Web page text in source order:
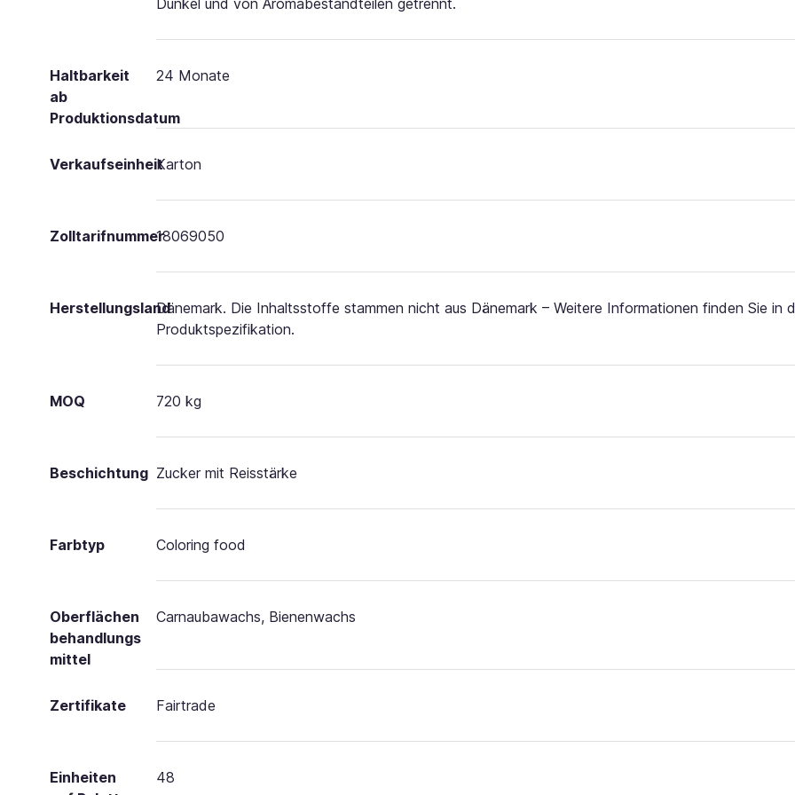
Dunkel und von Aromabestandteilen getrennt.
Haltbarkeit
ab
Produktionsdatum
24 Monate
VerkaufseinheitKarton
Zolltarifnummer18069050
HerstellungslandDänemark. Die Inhaltsstoffe stammen nicht aus Dänemark – Weitere Informationen finden Sie in
Produktspezifikation.
MOQ 720 kg
Beschichtung Zucker mit Reisstärke
Farbtyp Coloring food
Oberflächen
behandlungs
mittel
Carnaubawachs, Bienenwachs
Zertifikate Fairtrade
Einheiten
48